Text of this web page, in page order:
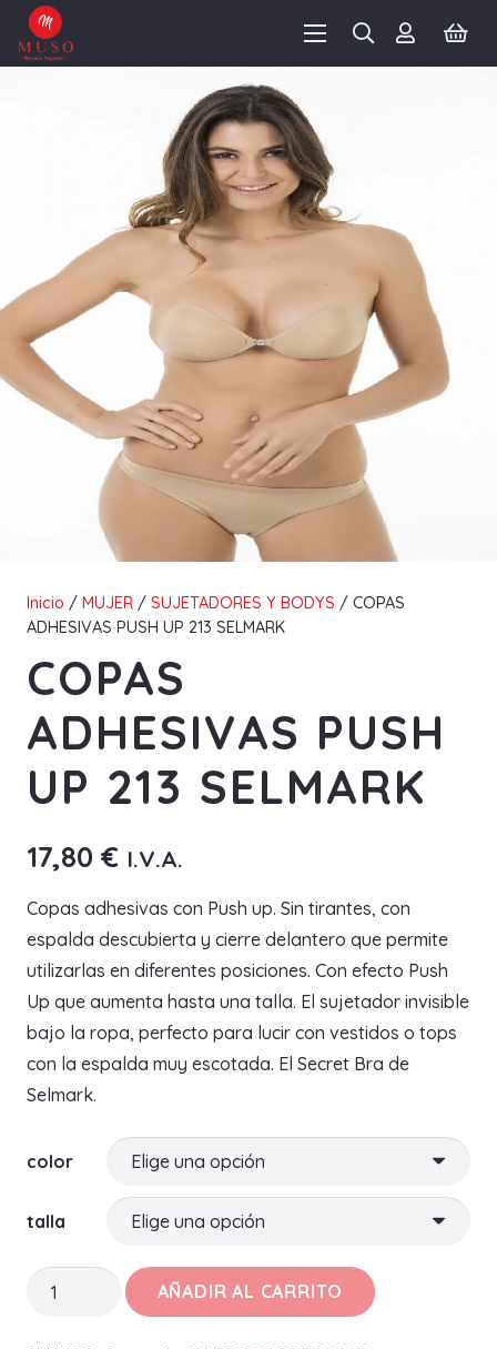
Inicio / MUJER / SUJETADORES Y BODYS / COPAS
ADHESIVAS PUSH UP 213 SELMARK
COPAS
ADHESIVAS PUSH
UP 213 SELMARK
17,80 € I.V.A.
Copas adhesivas con Push up. Sin tirantes, con
espalda descubierta y cierre delantero que permite
utilizarlas en diferentes posiciones. Con efecto Push
Up que aumenta hasta una talla. El sujetador invisible
bajo la ropa, perfecto para lucir con vestidos o tops
con la espalda muy escotada. El Secret Bra de
Selmark.
color
talla
COPAS
PUSH
AÑADIR AL CARRITO